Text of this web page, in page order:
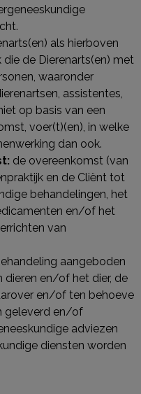
als hierboven
de Dierenarts(en) met
waaronder
assistentes,
op basis van een
voer(t)(en), in welke
dan ook.
de overeenkomst (van
en de Cliënt tot
behandelingen, het
en/of het
van
aangeboden
dieren en/of het dier, de
en/of ten behoeve
geleverd en/of
adviezen
diensten worden